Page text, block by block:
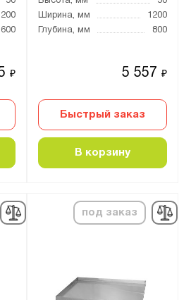
600
₽
Ширина, мм
1200
Глубина, мм
800
5 557₽
Быстрый заказ
В корзину
под заказ